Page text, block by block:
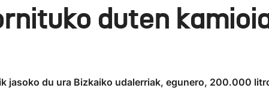
duten
jasoko du ura Bizkaiko udalerriak, egunero, 200.000